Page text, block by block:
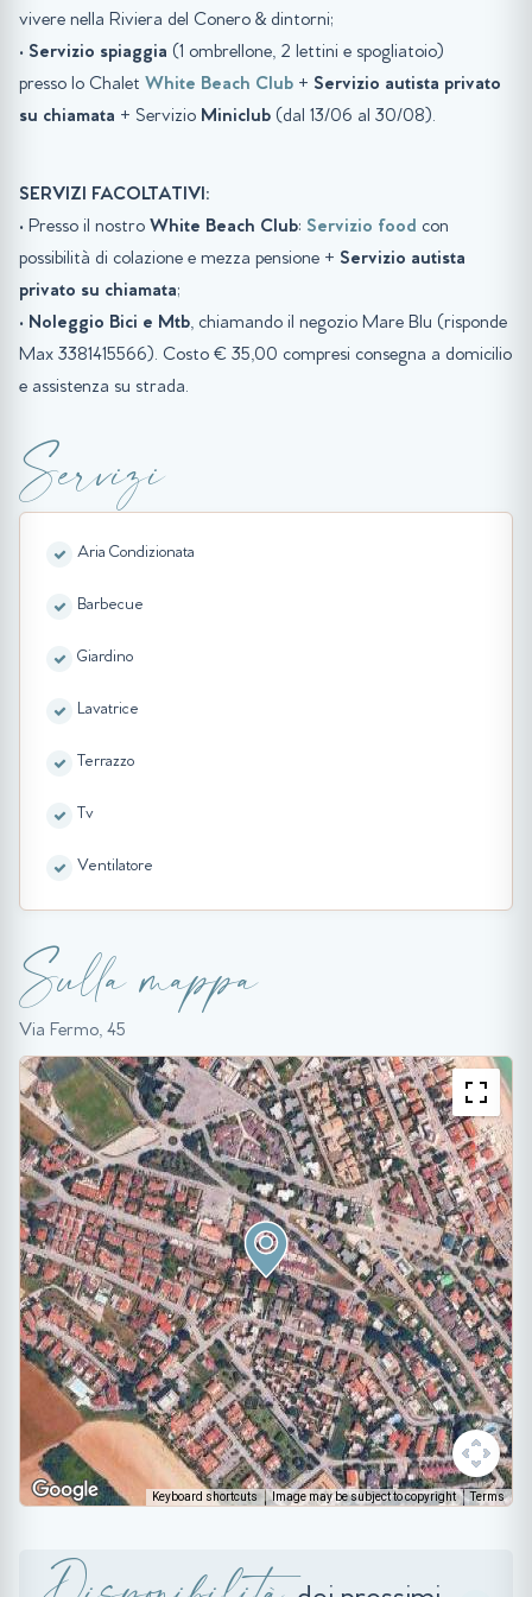
vivere nella Riviera del Conero & dintorni;
• Servizio spiaggia (1 ombrellone, 2 lettini e spogliatoio)
presso lo Chalet White Beach Club + Servizio autista privato
su chiamata + Servizio Miniclub (dal 13/06 al 30/08).
SERVIZI FACOLTATIVI:
• Presso il nostro White Beach Club: Servizio food con
possibilità di colazione e mezza pensione + Servizio autista
privato su chiamata;
• Noleggio Bici e Mtb, chiamando il negozio Mare Blu (risponde
Max 3381415566). Costo € 35,00 compresi consegna a domicilio
e assistenza su strada.
Servizi
Aria Condizionata
Barbecue
Giardino
Lavatrice
Terrazzo
Tv
Ventilatore
Sulla mappa
Via Fermo, 45
Keyboard shortcuts Image may be subject to copyright Terms